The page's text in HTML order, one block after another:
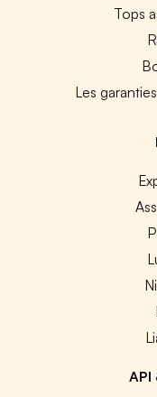
Tops
Les
API